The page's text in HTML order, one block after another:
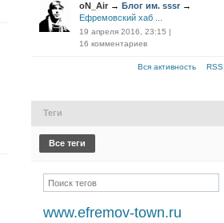
oN_Air → Блог им. sssr →
Ефремовский хаб ...
19 апреля 2016, 23:15 |
16 комментариев
Вся активность RSS
Теги
Все теги
www.efremov-town.ru